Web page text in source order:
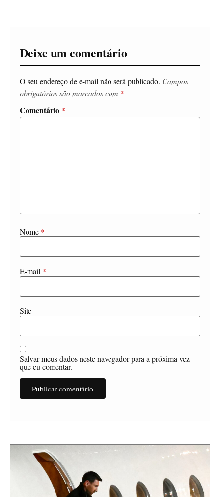
Deixe um comentário
O seu endereço de e-mail não será publicado. Campos
obrigatórios são marcados com *
Comentário *
Nome *
E-mail *
Site
Salvar meus dados neste navegador para a próxima vez
que eu comentar.